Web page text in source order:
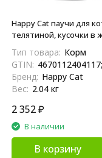
Happy Cat паучи для
телятиной, кусочки в
Тип товара: Корм
GTIN:
Бренд: Happy Cat
Вес: 2.04 кг
2 352₽
В наличии
В корзину